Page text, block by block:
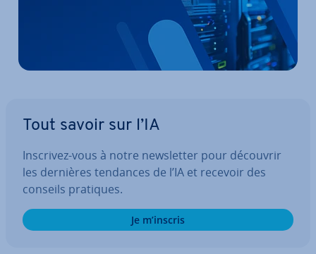
Tout savoir sur l’IA
Inscrivez-vous à notre news­let­ter pour découvrir
les dernières tendances de l’IA et recevoir des
conseils pratiques.
Je m’inscris